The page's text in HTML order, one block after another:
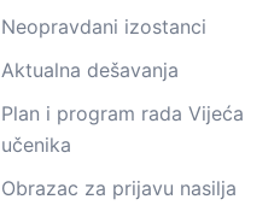
Neopravdani izostanci
Aktualna dešavanja
Plan i program rada Vijeća
učenika
Obrazac za prijavu nasilja